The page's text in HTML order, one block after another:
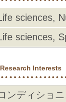
sciences,
sciences,
Research Interests
ンディショ